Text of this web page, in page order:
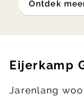
ontdek
Eijerkamp
Jarenlang